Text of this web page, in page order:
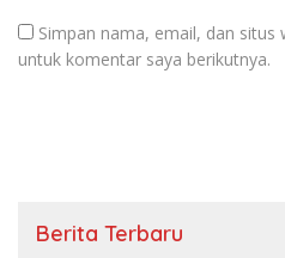
Simpan nama, email, dan situs
untuk komentar saya berikutnya.
Berita Terbaru